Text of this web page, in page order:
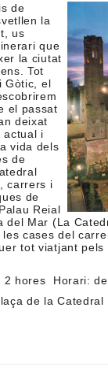
de
la
us
que
la ciutat
Tot
Gòtic, el
el passat
deixat
actual i
vida dels
de
carrers i
de
Reial
del Mar (La
cases del
tot viatjant pels
2 hores Horari:
de la Catedral